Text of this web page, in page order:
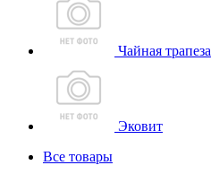
Чайная трапеза
Эковит
Все товары